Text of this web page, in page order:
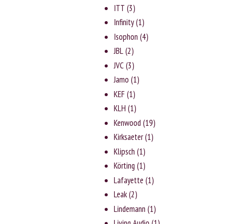
ITT (3)
Infinity(1)
Isophon (4)
JBL(2)
JVC(3)
Jаmо (1)
KEF (1)
KLH (1)
Kenwood(19)
Kirksaeter(1)
Klipsch (1)
Körting (1)
Lafayette (1)
Leak(2)
Lindemann (1)